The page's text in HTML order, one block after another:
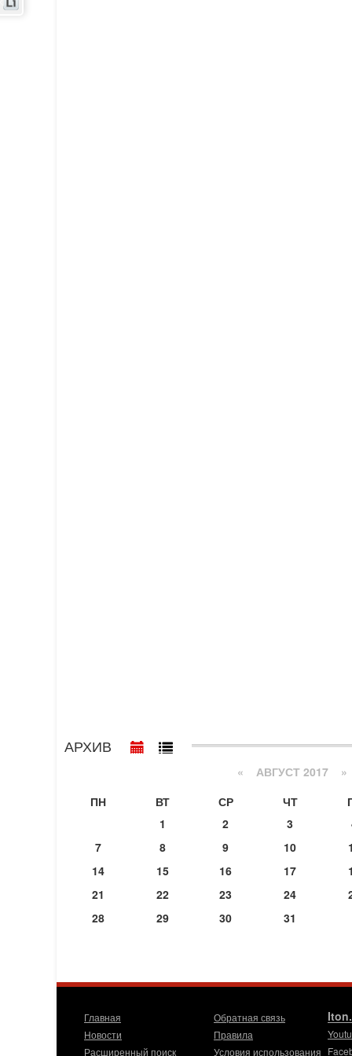
АРХИВ
« АВГУСТ 2017 »
ПН
ВТ СР ЧТ
1
2 3
7
8 9 10
14
15 16 17
21
22 23 24
28
29 30 31
Главная
Новости
Расширенный поиск
Обратная связь
Правила
Условия использования